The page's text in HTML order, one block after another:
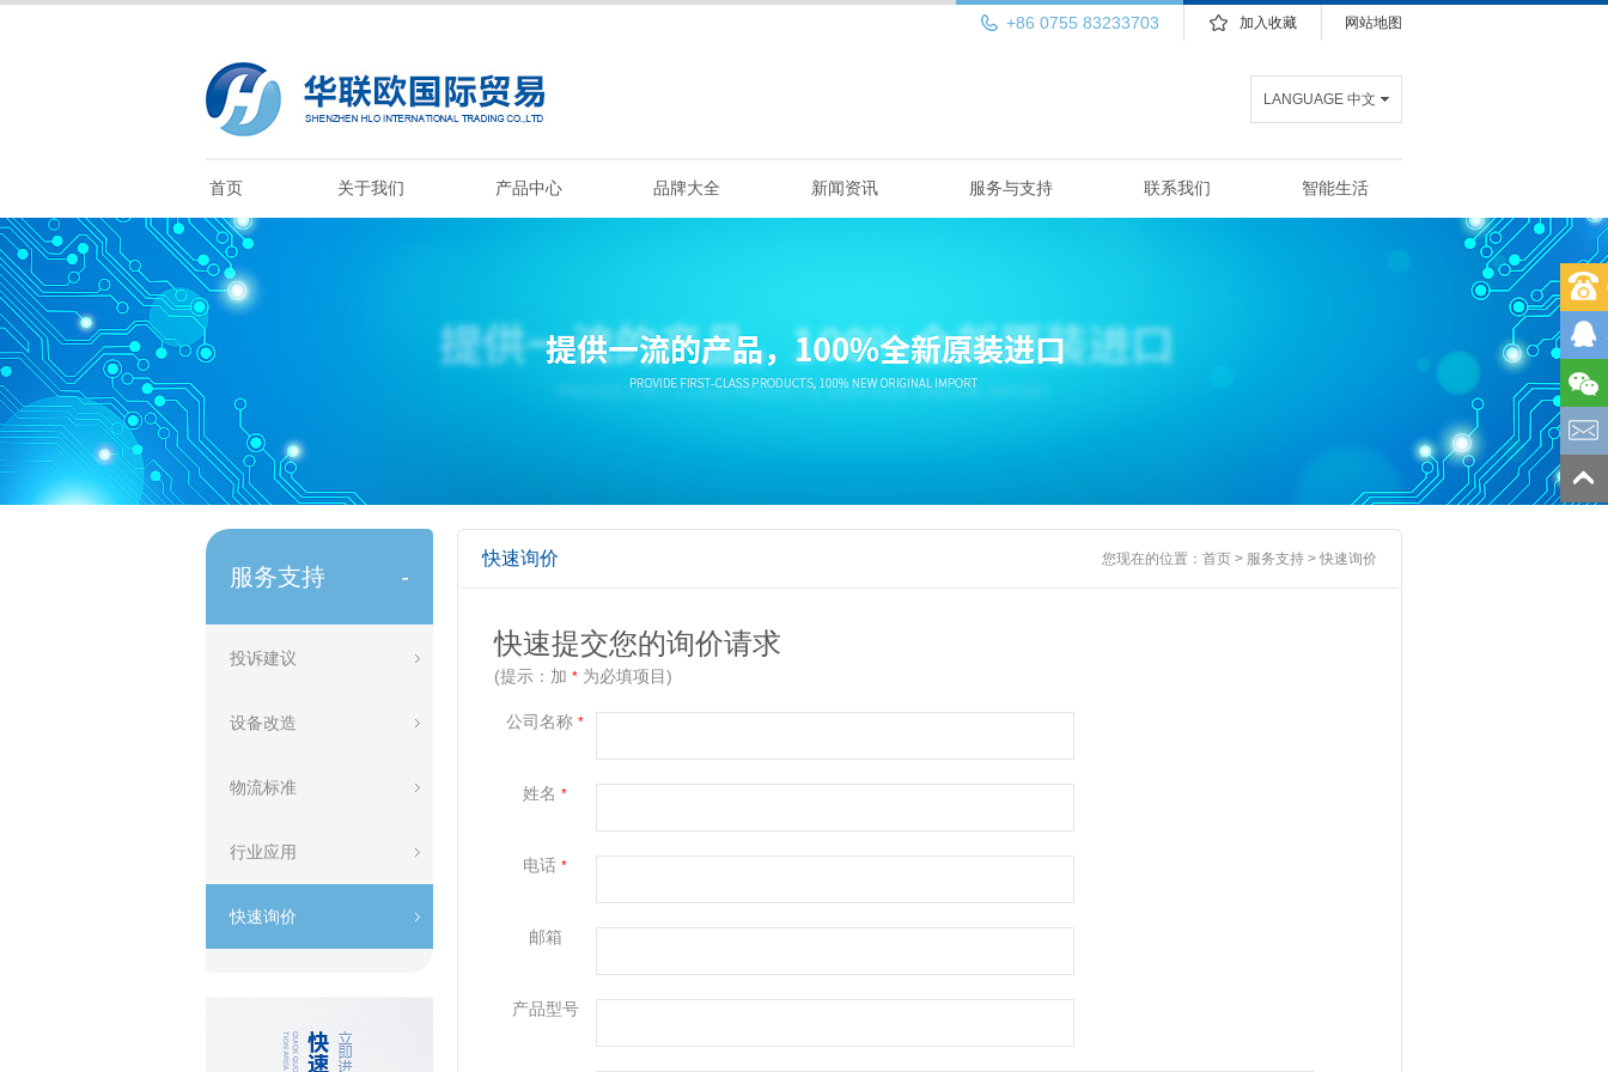
网站地图
加入收藏
+86 0755 83233703
LANGUAGE 中文
首页 关于我们 产品中心 品牌大全 新闻资讯 服务与支持 联系我们 智能生活
服务支持 -
投诉建议
设备改造
物流标准
行业应用
快速询价
快速询价 您现在的位置： 首页 > 服务支持 > 快速询价
快速提交您的询价请求
(提示：加 * 为必填项目)
公司名称 *
姓名 *
电话 *
邮箱
产品型号